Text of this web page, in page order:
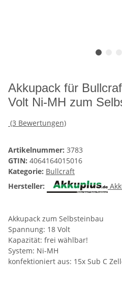
Akkupack für
Volt Ni-MH zum
(3 Bewertungen)
Artikelnummer: 3783
GTIN: 4064164015016
Kategorie: Bullcraft
Hersteller:
Akkupack zum Selbsteinbau
Spannung: 18 Volt
Kapazität: frei wählbar!
System: Ni-MH
konfektioniert aus: 15x Sub C